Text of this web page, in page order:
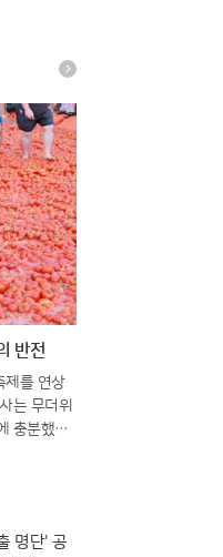
반전
제를 연상
는 무더위
충분했다.
한 변화를
는 멀쩡한
생의 논리
명단' 공